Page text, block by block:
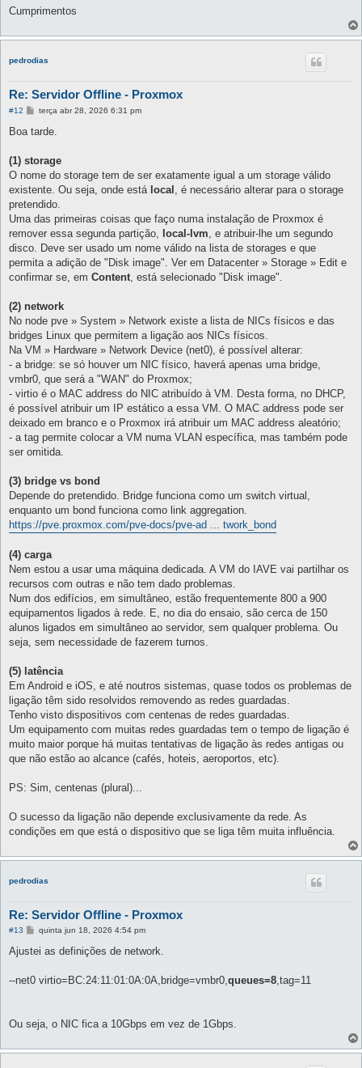
Cumprimentos
pedrodias
Re: Servidor Offline - Proxmox
#12
M
n
g
m
terça abr 28, 2026 6:31 pm
Boa tarde.
(1) storage
O nome do storage tem de ser exatamente igual a um storage válido
existente. Ou seja, onde está local , é necessário alterar para o storage
pretendido.
Uma das primeiras coisas que faço numa instalação de Proxmox é
remover essa segunda partição, local-lvm , e atribuir-lhe um segundo
disco. Deve ser usado um nome válido na lista de storages e que
permita a adição de "Disk image". Ver em Datacenter » Storage » Edit e
confirmar se, em Content , está selecionado "Disk image".
(2) network
No node pve » System » Network existe a lista de NICs físicos e das
bridges Linux que permitem a ligação aos NICs físicos.
Na VM » Hardware » Network Device (net0), é possível alterar:
- a bridge: se só houver um NIC físico, haverá apenas uma bridge,
vmbr0, que será a "WAN" do Proxmox;
- virtio é o MAC address do NIC atribuído à VM. Desta forma, no DHCP,
é possível atribuir um IP estático a essa VM. O MAC address pode ser
deixado em branco e o Proxmox irá atribuir um MAC address aleatório;
- a tag permite colocar a VM numa VLAN específica, mas também pode
ser omitida.
(3) bridge vs bond
Depende do pretendido. Bridge funciona como um switch virtual,
enquanto um bond funciona como link aggregation.
https://pve.proxmox.com/pve-docs/pve-ad ... twork_bond
(4) carga
Nem estou a usar uma máquina dedicada. A VM do IAVE vai partilhar os
recursos com outras e não tem dado problemas.
Num dos edifícios, em simultâneo, estão frequentemente 800 a 900
equipamentos ligados à rede. E, no dia do ensaio, são cerca de 150
alunos ligados em simultâneo ao servidor, sem qualquer problema. Ou
seja, sem necessidade de fazerem turnos.
(5) latência
Em Android e iOS, e até noutros sistemas, quase todos os problemas de
ligação têm sido resolvidos removendo as redes guardadas.
Tenho visto dispositivos com centenas de redes guardadas.
Um equipamento com muitas redes guardadas tem o tempo de ligação é
muito maior porque há muitas tentativas de ligação às redes antigas ou
que não estão ao alcance (cafés, hoteis, aeroportos, etc).
PS: Sim, centenas (plural)...
O sucesso da ligação não depende exclusivamente da rede. As
condições em que está o dispositivo que se liga têm muita influência.
pedrodias
Re: Servidor Offline - Proxmox
#13
M
n
g
quinta jun 18, 2026 4:54 pm
Ajustei as definições de network.
--net0 virtio=BC:24:11:01:0A:0A,bridge=vmbr0,queues=8,tag=11
Ou seja, o NIC fica a 10Gbps em vez de 1Gbps.